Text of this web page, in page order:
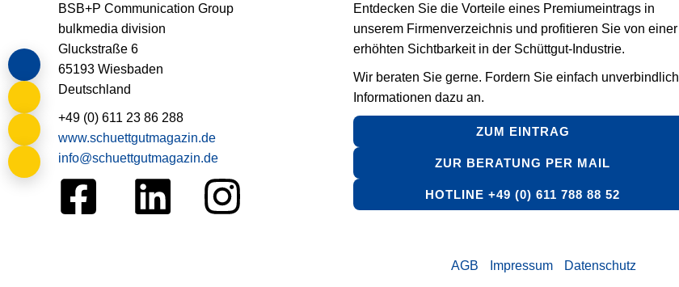
BSB+P Communication Group
bulkmedia division
Gluckstraße 6
65193 Wiesbaden
Deutschland
+49 (0) 611 23 86 288
www.schuettgutmagazin.de
info@schuettgutmagazin.de
Entdecken Sie die Vorteile eines Premiumeintrags in
unserem Firmenverzeichnis und profitieren Sie von einer
erhöhten Sichtbarkeit in der Schüttgut-Industrie.
Wir beraten Sie gerne. Fordern Sie einfach unverbindlich
Informationen dazu an.
ZUM EINTRAG
ZUR BERATUNG PER MAIL
HOTLINE +49 (0) 611 788 88 52
AGB Impressum Datenschutz